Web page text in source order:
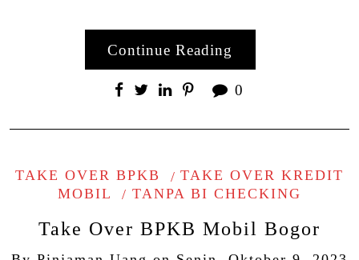
Continue Reading
0
TAKE OVER BPKB
TAKE OVER KREDIT
MOBIL
TANPA BI CHECKING
Take Over BPKB Mobil Bogor